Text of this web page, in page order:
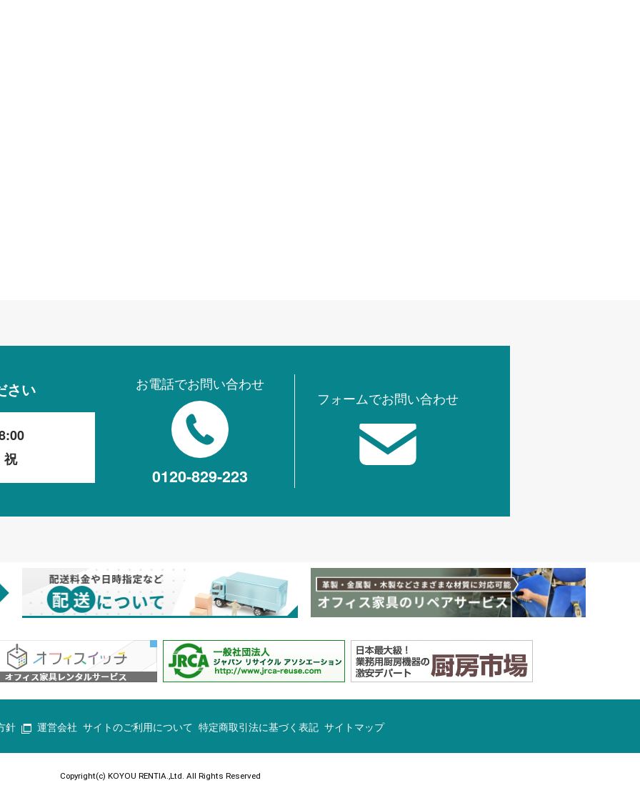
さい
祝
お電話でお問い合わせ
0120-829-223
フォームでお問い合わせ
針 運営会社 サイトのご利用について 特定商取引法に基づく表記 サイトマップ
Copyright(c) KOYOU RENTIA.,Ltd. All Rights Reserved